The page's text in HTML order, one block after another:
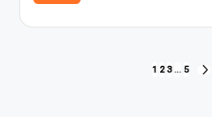
1 2 3 ... 5